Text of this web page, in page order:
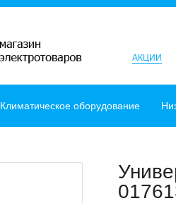
АКЦИИ
Климатическое оборудование